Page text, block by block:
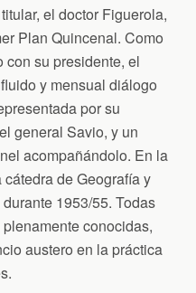
el doctor Figuerola,
Plan Quincenal. Como
con su presidente, el
y mensual diálogo
por su
general Savio, y un
acompañándolo. En la
de Geografía y
1953/55. Todas
conocidas,
austero en la práctica